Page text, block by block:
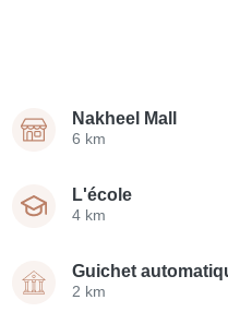
Nakheel Mall
6 km
L'école
4 km
Guichet
2 km